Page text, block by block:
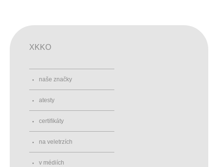
XKKO
naše značky
atesty
certifikáty
na veletrzích
v médiích